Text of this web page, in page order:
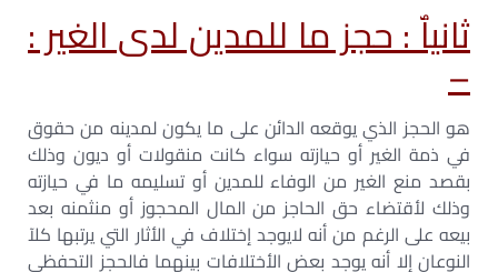
ثانياٌ : حجز ما للمدين لدى الغير :
–
هو الحجز الذي يوقعه الدائن على ما يكون لمدينه من حقوق
في ذمة الغير أو حيازته سواء كانت منقولات أو ديون وذلك
بقصد منع الغير من الوفاء للمدين أو تسليمه ما في حيازته
وذلك لأقتضاء حق الحاجز من المال المحجوز أو منثمنه بعد
بيعه على الرغم من أنه لايوجد إختلاف في الأثار التي يرتبها كلآ
النوعان إلا أنه يوجد بعض الأختلافات بينهما فالحجز التحفظي